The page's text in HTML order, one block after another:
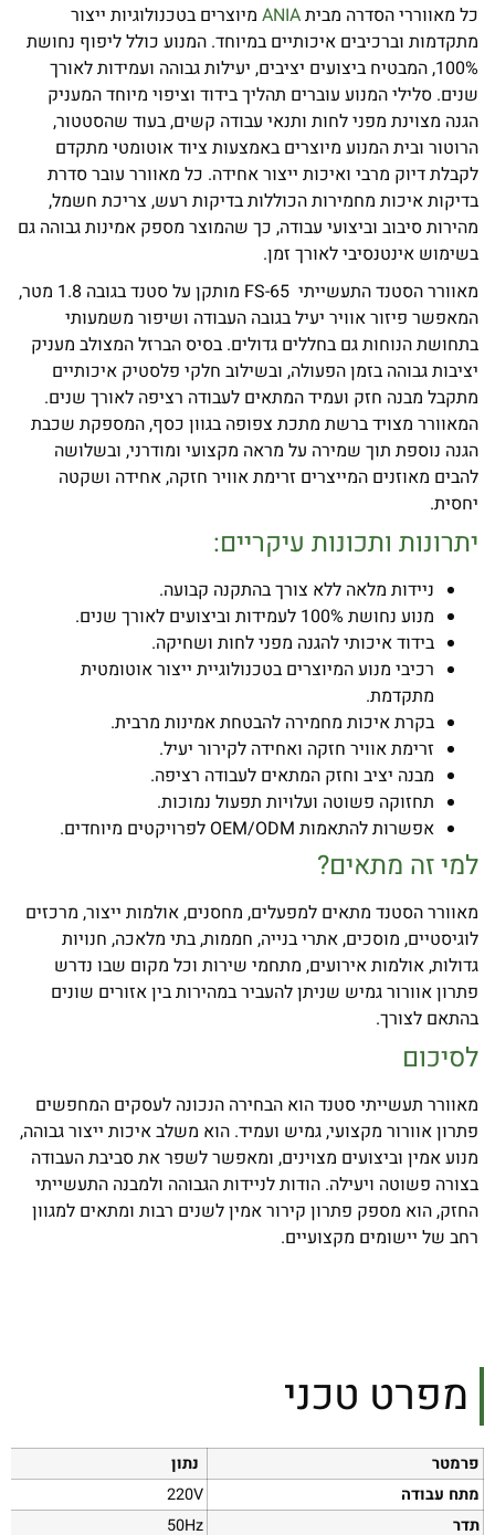
כל מאווררי הסדרה מביתANIA מיוצרים בטכנולוגיות ייצור
מתקדמות וברכיבים איכותיים במיוחד. המנוע כולל ליפוף נחושת
100%, המבטיח ביצועים יציבים, יעילות גבוהה ועמידות לאורך
שנים. סלילי המנוע עוברים תהליך בידוד וציפוי מיוחד המעניק
הגנה מצוינת מפני לחות ותנאי עבודה קשים, בעוד שהסטטור,
הרוטור ובית המנוע מיוצרים באמצעות ציוד אוטומטי מתקדם
לקבלת דיוק מרבי ואיכות ייצור אחידה. כל מאוורר עובר סדרת
בדיקות איכות מחמירות הכוללות בדיקות רעש, צריכת חשמל,
מהירות סיבוב וביצועי עבודה, כך שהמוצר מספק אמינות גבוהה גם
בשימוש אינטנסיבי לאורך זמן.
מאוורר הסטנד התעשייתי FS-65 מותקן על סטנד בגובה 1.8 מטר,
המאפשר פיזור אוויר יעיל בגובה העבודה ושיפור משמעותי
בתחושת הנוחות גם בחללים גדולים. בסיס הברזל המצולב מעניק
יציבות גבוהה בזמן הפעולה, ובשילוב חלקי פלסטיק איכותיים
מתקבל מבנה חזק ועמיד המתאים לעבודה רציפה לאורך שנים.
המאוורר מצויד ברשת מתכת צפופה בגוון כסף, המספקת שכבת
הגנה נוספת תוך שמירה על מראה מקצועי ומודרני, ובשלושה
להבים מאוזנים המייצרים זרימת אוויר חזקה, אחידה ושקטה
יחסית.
יתרונות ותכונות עיקריים:
ניידות מלאה ללא צורך בהתקנה קבועה.
מנוע נחושת 100% לעמידות וביצועים לאורך שנים.
בידוד איכותי להגנה מפני לחות ושחיקה.
רכיבי מנוע המיוצרים בטכנולוגיית ייצור אוטומטית
מתקדמת.
בקרת איכות מחמירה להבטחת אמינות מרבית.
זרימת אוויר חזקה ואחידה לקירור יעיל.
מבנה יציב וחזק המתאים לעבודה רציפה.
תחזוקה פשוטה ועלויות תפעול נמוכות.
אפשרות להתאמות OEM/ODM לפרויקטים מיוחדים.
למי זה מתאים?
מאוורר הסטנד מתאים למפעלים, מחסנים, אולמות ייצור, מרכזים
לוגיסטיים, מוסכים, אתרי בנייה, חממות, בתי מלאכה, חנויות
גדולות, אולמות אירועים, מתחמי שירות וכל מקום שבו נדרש
פתרון אוורור גמיש שניתן להעביר במהירות בין אזורים שונים
בהתאם לצורך.
לסיכום
מאוורר תעשייתי סטנד הוא הבחירה הנכונה לעסקים המחפשים
פתרון אוורור מקצועי, גמיש ועמיד. הוא משלב איכות ייצור גבוהה,
מנוע אמין וביצועים מצוינים, ומאפשר לשפר את סביבת העבודה
בצורה פשוטה ויעילה. הודות לניידות הגבוהה ולמבנה התעשייתי
החזק, הוא מספק פתרון קירור אמין לשנים רבות ומתאים למגוון
רחב של יישומים מקצועיים.
מפרט טכני
פרמטר
נתון
מתח עבודה
220V
תדר
50Hz